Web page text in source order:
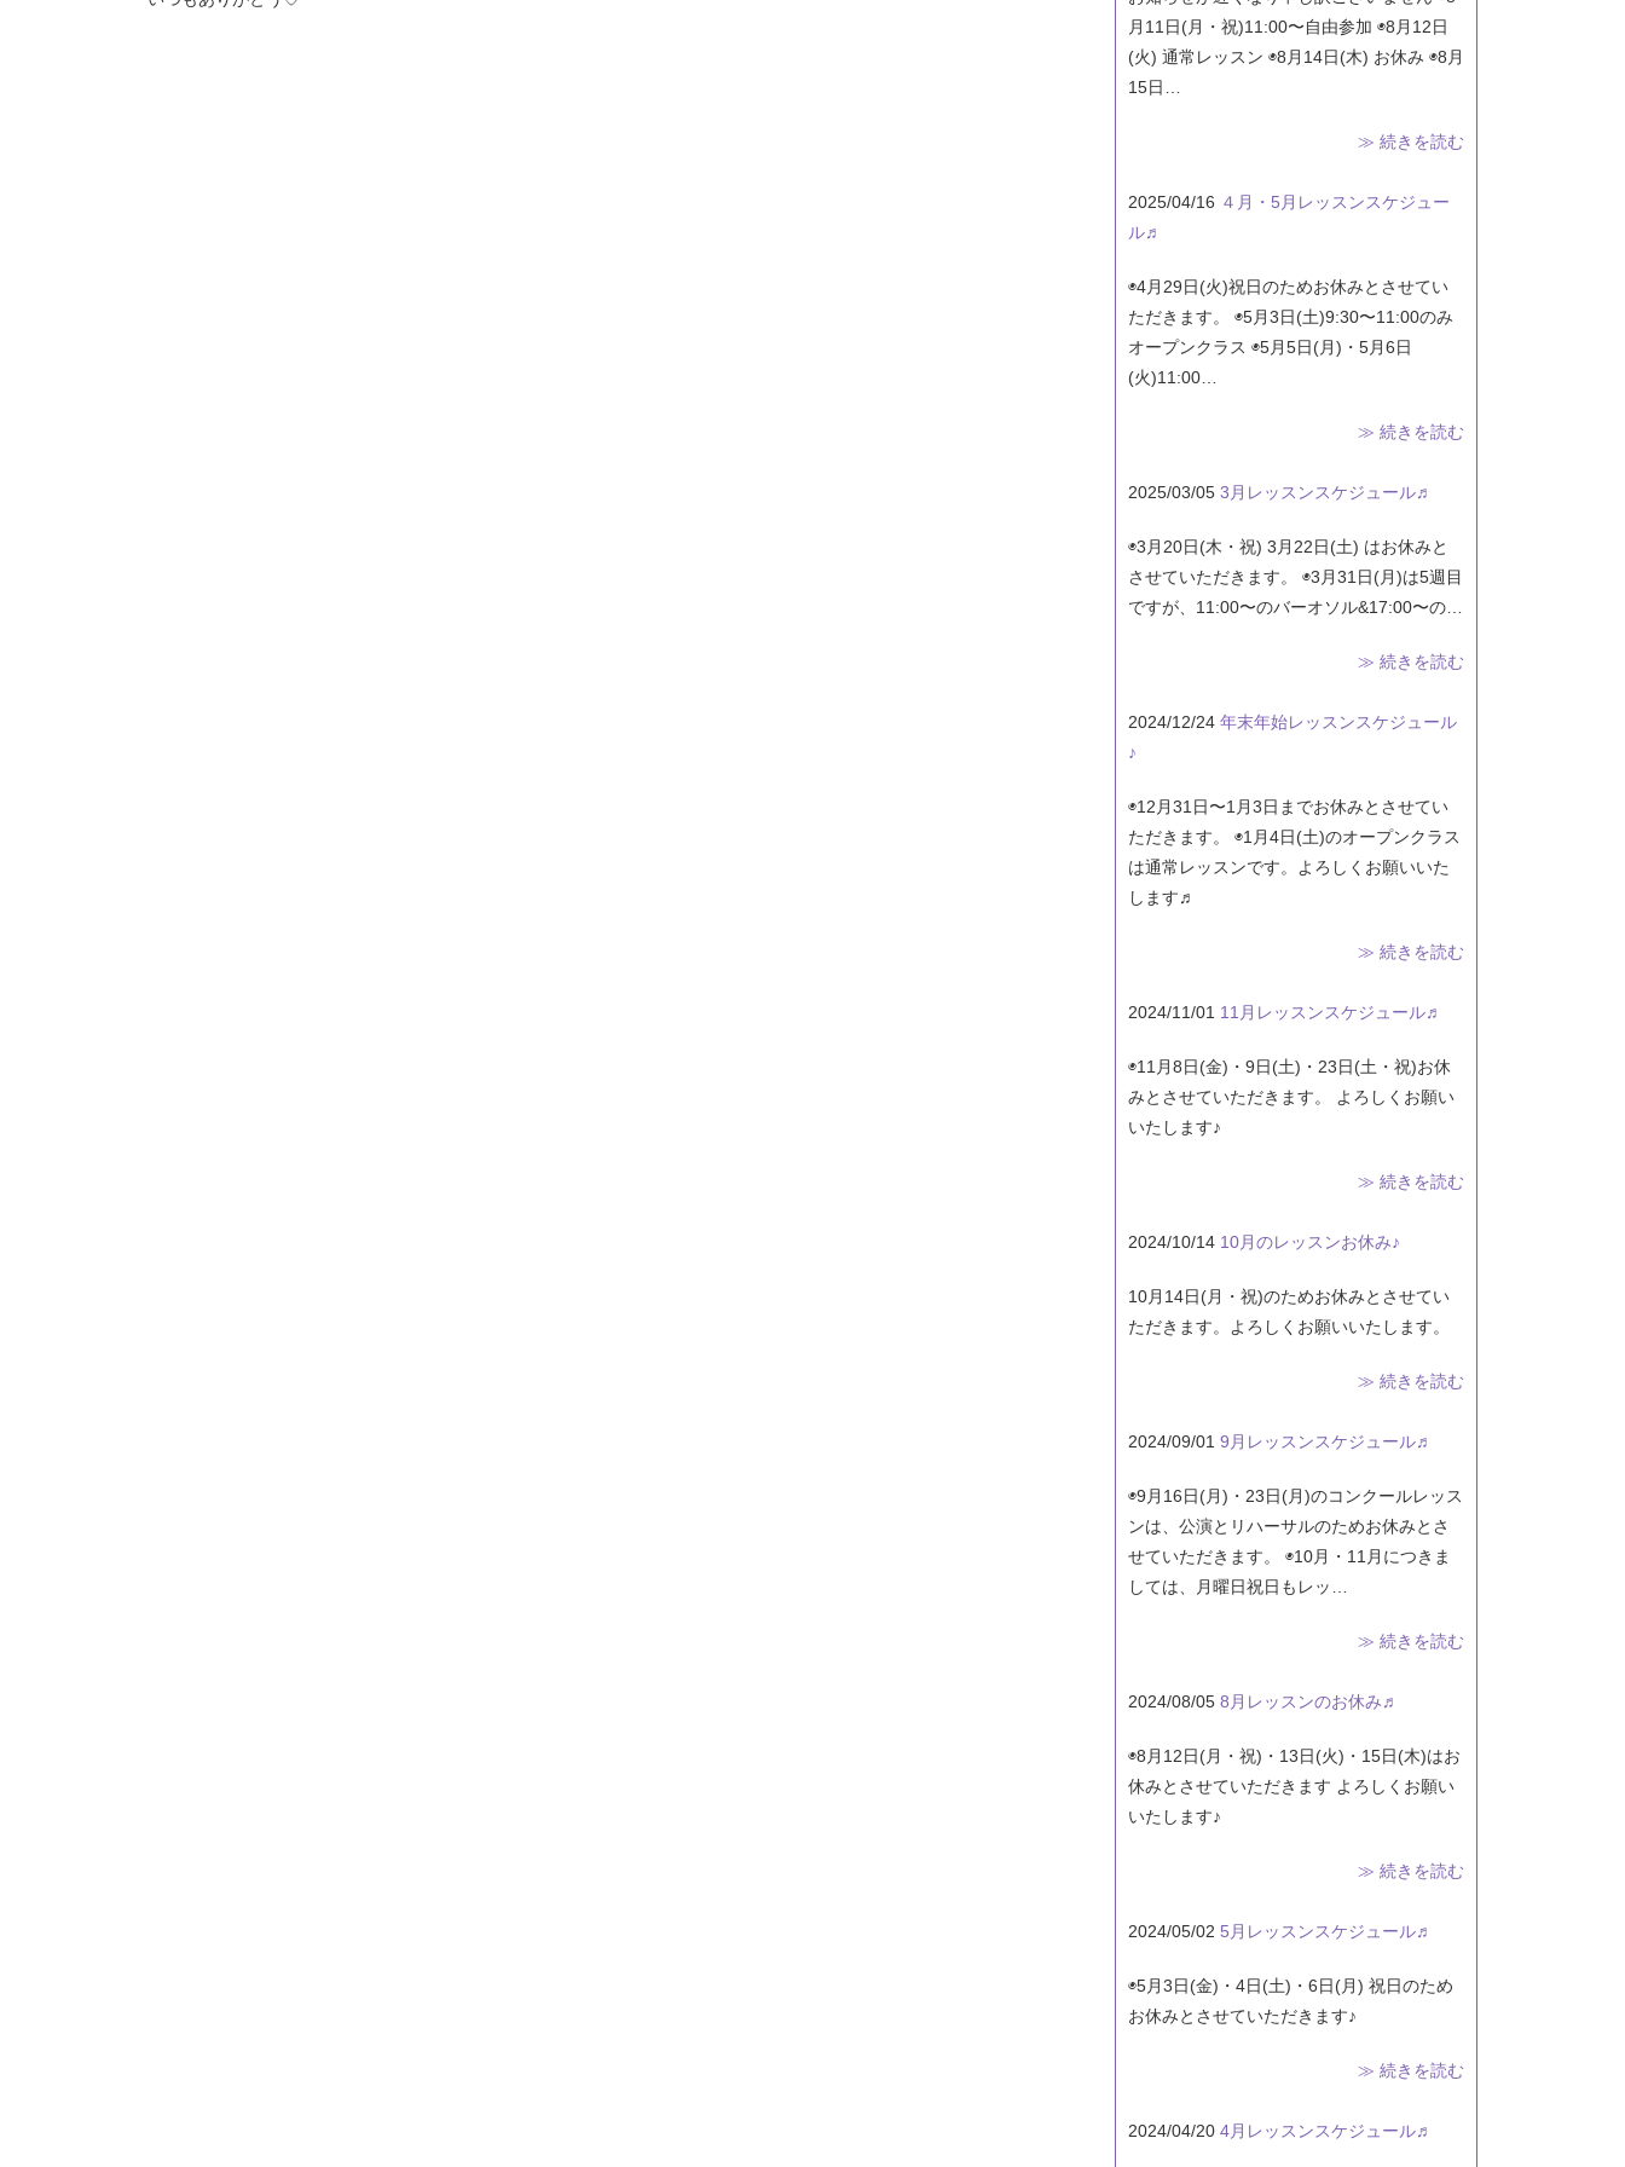
月11日(月・祝)11:00〜自由参加 ◉8月12日
(火) 通常レッスン ◉8月14日(木) お休み ◉8月
15日…
≫ 続きを読む
2025/04/16 ４月・5月レッスンスケジュー
ル♬
◉4月29日(火)祝日のためお休みとさせてい
ただきます。 ◉5月3日(土)9:30〜11:00のみ
オープンクラス ◉5月5日(月)・5月6日
(火)11:00…
≫ 続きを読む
2025/03/05 3月レッスンスケジュール♬
◉3月20日(木・祝) 3月22日(土) はお休みと
させていただきます。 ◉3月31日(月)は5週目
ですが、11:00〜のバーオソル&17:00〜の…
≫ 続きを読む
2024/12/24 年末年始レッスンスケジュール
♪
◉12月31日〜1月3日までお休みとさせてい
ただきます。 ◉1月4日(土)のオープンクラス
は通常レッスンです。よろしくお願いいた
します♬
≫ 続きを読む
2024/11/01 11月レッスンスケジュール♬
◉11月8日(金)・9日(土)・23日(土・祝)お休
みとさせていただきます。 よろしくお願い
いたします♪
≫ 続きを読む
2024/10/14 10月のレッスンお休み♪
10月14日(月・祝)のためお休みとさせてい
ただきます。よろしくお願いいたします。
≫ 続きを読む
2024/09/01 9月レッスンスケジュール♬
◉9月16日(月)・23日(月)のコンクールレッス
ンは、公演とリハーサルのためお休みとさ
せていただきます。 ◉10月・11月につきま
しては、月曜日祝日もレッ…
≫ 続きを読む
2024/08/05 8月レッスンのお休み♬
◉8月12日(月・祝)・13日(火)・15日(木)はお
休みとさせていただきます よろしくお願い
いたします♪
≫ 続きを読む
2024/05/02 5月レッスンスケジュール♬
◉5月3日(金)・4日(土)・6日(月) 祝日のため
お休みとさせていただきます♪
≫ 続きを読む
2024/04/20 4月レッスンスケジュール♬